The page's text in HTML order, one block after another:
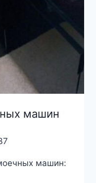
машин
машин: